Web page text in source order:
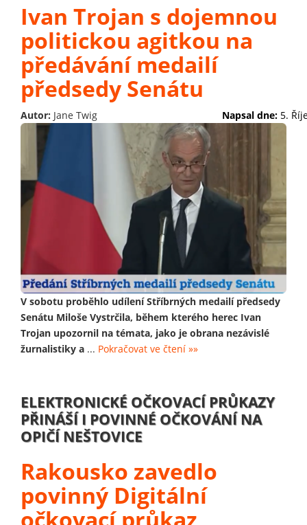
Ivan Trojan s dojemnou
politickou agitkou na
předávání medailí
předsedy Senátu
Autor: Jane Twig Napsal dne: 5.
V sobotu proběhlo udílení Stříbrných medailí předsedy
Senátu Miloše Vystrčila, během kterého herec Ivan
Trojan upozornil na témata, jako je obrana nezávislé
žurnalistiky a ... Pokračovat ve čtení »»
ELEKTRONICKÉ OČKOVACÍ PRŮKAZY
PŘINÁŠÍ I POVINNÉ OČKOVÁNÍ NA
OPIČÍ NEŠTOVICE
Rakousko zavedlo
povinný Digitální